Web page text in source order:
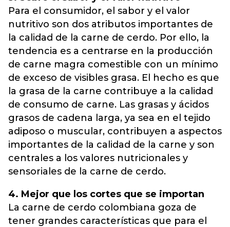
Para el consumidor, el sabor y el valor
nutritivo son dos atributos importantes de
la calidad de la carne de cerdo. Por ello, la
tendencia es a centrarse en la producción
de carne magra comestible con un mínimo
de exceso de visibles grasa. El hecho es que
la grasa de la carne contribuye a la calidad
de consumo de carne. Las grasas y ácidos
grasos de cadena larga, ya sea en el tejido
adiposo o muscular, contribuyen a aspectos
importantes de la calidad de la carne y son
centrales a los valores nutricionales y
sensoriales de la carne de cerdo.
4. Mejor que los cortes que se importan
La carne de cerdo colombiana goza de
tener grandes características que para el